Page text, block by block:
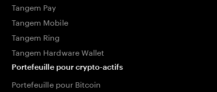
Tangem Pay
Tangem Mobile
Tangem Ring
Tangem Hardware Wallet
Portefeuille pour crypto-actifs
Portefeuille pour Bitcoin